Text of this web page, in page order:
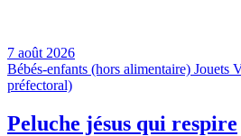
7 août 2026
Bébés-enfants (hors alimentaire) Jouets
préfectoral)
Peluche jésus qui respire